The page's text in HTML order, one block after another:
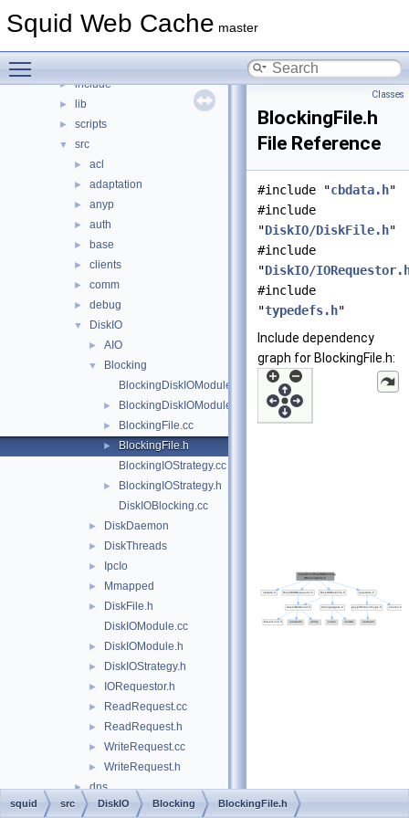
Squid Web Cache master
squid
► include
► lib
► scripts
▼ src
► acl
► adaptation
► anyp
► auth
► base
► clients
► comm
► debug
▼ DiskIO
► AIO
▼
Blocking
BlockingDiskIOModule.cc
► BlockingDiskIOModule.h
► BlockingFile.cc
►
BlockingFile.h
BlockingIOStrategy.cc
►
BlockingIOStrategy.h
DiskIOBlocking.cc
► DiskDaemon
► DiskThreads
► IpcIo
► Mmapped
►
DiskFile.h
DiskIOModule.cc
► DiskIOModule.h
► DiskIOStrategy.h
► IORequestor.h
► ReadRequest.cc
► ReadRequest.h
► WriteRequest.cc
► WriteRequest.h
► dns
► error
Classes
BlockingFile.h
File Reference
#include "cbdata.h"
#include
"DiskIO/DiskFile.h"
#include
"DiskIO/
#include
"typedefs.h"
Include dependency
graph for BlockingFile.h:
squid src DiskIO Blocking BlockingFile.h